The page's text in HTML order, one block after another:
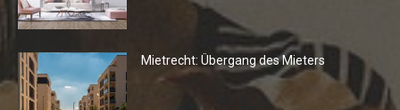
Mietrecht: Übergang des Mieters